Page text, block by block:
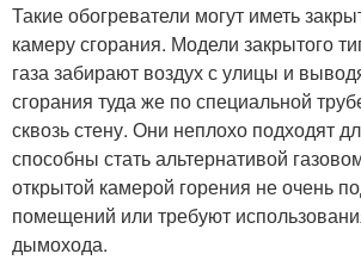
Такие обогреватели могут иметь
камеру сгорания. Модели закрытого
газа забирают воздух с улицы и
сгорания туда же по специальной
сквозь стену. Они неплохо подходят
способны стать альтернативой
открытой камерой горения не очень
помещений или требуют
дымохода.